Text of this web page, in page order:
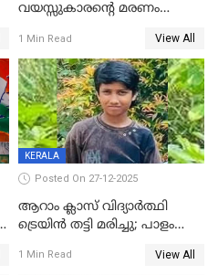
വയസ്സുകാരന്റെ മരണം
സുഹൃത്തും പൊലീസ്
കസ്റ്റഡിയിൽ
1 Min Read View All
KERALA
Posted On 27-12-2025
ആറാം ക്ലാസ് വിദ്യാർത്ഥി
ട്രെയിൻ തട്ടി മരിച്ചു; പാളം
അപകടം മലപ്പുറത്ത്
1 Min Read View All